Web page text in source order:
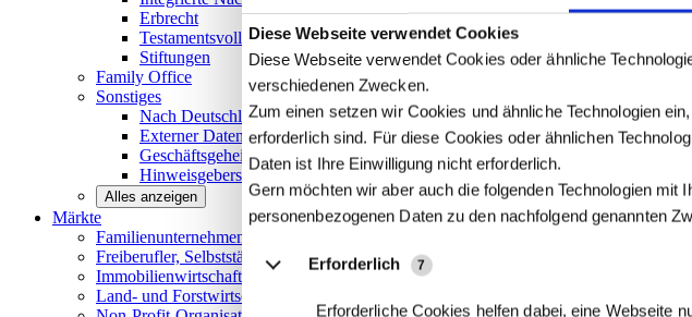
Details
Diese Webseite verwendet Cookies
Diese Webseite verwendet Cookies oder ähnliche
verschiedenen Zwecken.
Zum einen setzen wir Cookies und ähnliche Technologien
erforderlich sind. Für diese Cookies oder ähnlichen
Daten ist Ihre Einwilligung nicht erforderlich.
Gern möchten wir aber auch die folgenden Technologien
personenbezogenen Daten zu den nachfolgend genannten
Erforderlich 7
Erforderliche Cookies helfen dabei, eine Webseite
Erbrecht
Testamentsvollstreckung
Stiftungen
Family Office
Sonstiges
Nach Deutschland expandieren
Externer Datenschutzbeauftragter
Geschäftsgeheimnisgesetz
Hinweisgeberschutz in Unternehmen
Alles anzeigen
Märkte
Familienunternehmen und
Freiberufler, Selbstständige undPrivatpersonen
Immobilienwirtschaft
Land- und Forstwirtschaft